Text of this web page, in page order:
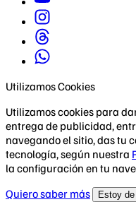
Utilizamos Cookies
Utilizamos cookies para
entrega de publicidad,
navegando el sitio, das tu
tecnología, según nuestra
la configuración en tu
Quiero saber más
Estoy